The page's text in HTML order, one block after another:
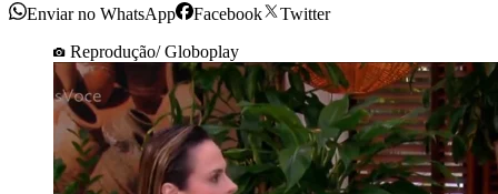
Enviar no WhatsApp Facebook
Twitter
Reprodução/ Globoplay